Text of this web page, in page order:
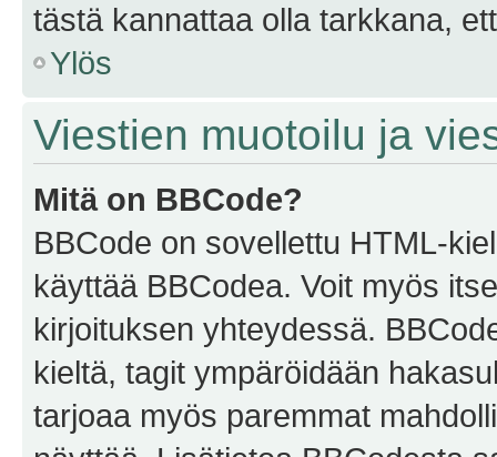
tästä kannattaa olla tarkkana,
Ylös
Viestien muotoilu ja
Mitä on BBCode?
BBCode on sovellettu HTML-
käyttää BBCodea. Voit myös
kirjoituksen yhteydessä.
kieltä, tagit ympäröidään
tarjoaa myös paremmat